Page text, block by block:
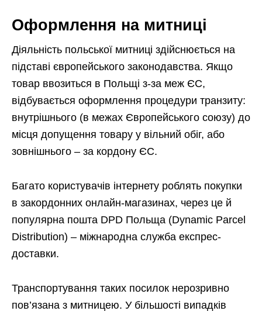
Оформлення на митниці
Діяльність польської митниці здійснюється на
підставі європейського законодавства. Якщо
товар ввозиться в Польщі з-за меж ЄС,
відбувається оформлення процедури транзиту:
внутрішнього (в межах Європейського союзу) до
місця допущення товару у вільний обіг, або
зовнішнього – за кордону ЄС.
Багато користувачів інтернету роблять покупки
в закордонних онлайн-магазинах, через це й
популярна пошта DPD Польща (Dynamic Parcel
Distribution) – міжнародна служба експрес-
доставки.
Транспортування таких посилок нерозривно
пов’язана з митницею. У більшості випадків